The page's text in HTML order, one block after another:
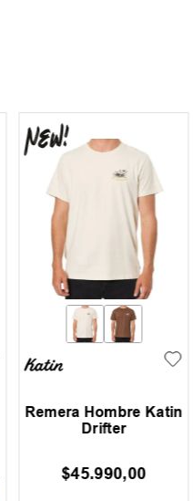
Remera Hombre Katin
Drifter
$45.990,00